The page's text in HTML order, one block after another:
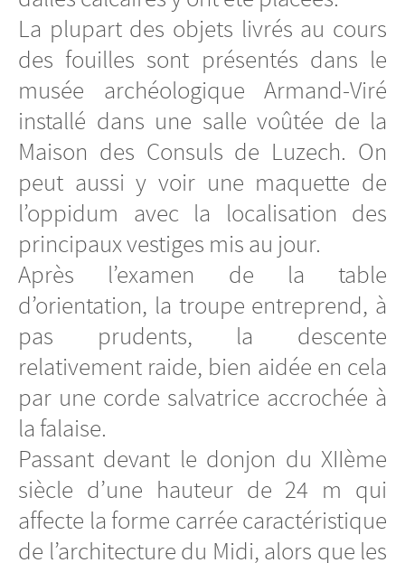
La plupart des objets livrés au cours
des fouilles sont présentés dans le
musée archéologique Armand-Viré
installé dans une salle voûtée de la
Maison des Consuls de Luzech. On
peut aussi y voir une maquette de
l’oppidum avec la localisation des
principaux vestiges mis au jour.
Après l’examen de la table
d’orientation, la troupe entreprend, à
pas prudents, la descente
relativement raide, bien aidée en cela
par une corde salvatrice accrochée à
la falaise.
Passant devant le donjon du XIIème
siècle d’une hauteur de 24 m qui
affecte la forme carrée caractéristique
de l’architecture du Midi, alors que les